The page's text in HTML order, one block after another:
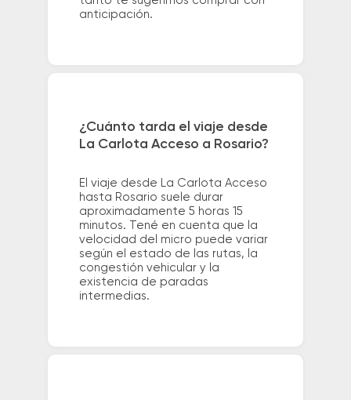
anticipación.
¿Cuánto tarda el viaje desde
La Carlota Acceso a Rosario?
El viaje desde La Carlota Acceso
hasta Rosario suele durar
aproximadamente 5 horas 15
minutos. Tené en cuenta que la
velocidad del micro puede variar
según el estado de las rutas, la
congestión vehicular y la
existencia de paradas
intermedias.